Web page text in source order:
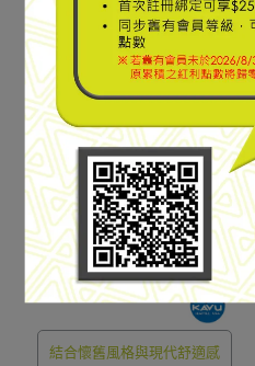
【TETON BROS】TB
Crampon L/S Tee 防曬機
能長袖T恤 男款 Gray
#TB25348M
NT$1,980
SPECIAL SALE
結合懷舊風格與現代舒適感